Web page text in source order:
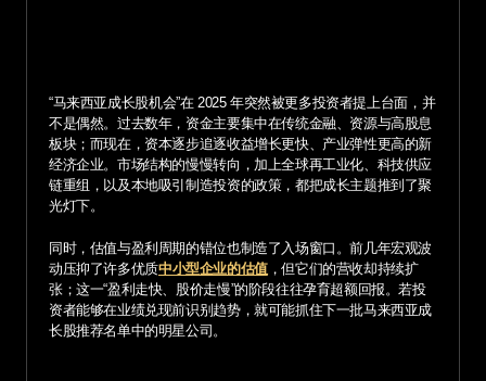
“马来西亚成长股机会”在 2025 年突然被更多投资者提上台面，并
不是偶然。过去数年，资金主要集中在传统金融、资源与高股息
板块；而现在，资本逐步追逐收益增长更快、产业弹性更高的新
经济企业。市场结构的慢慢转向，加上全球再工业化、科技供应
链重组，以及本地吸引制造投资的政策，都把成长主题推到了聚
光灯下。
同时，估值与盈利周期的错位也制造了入场窗口。前几年宏观波
动压抑了许多优质中小型企业的估值，但它们的营收却持续扩
张；这一“盈利走快、股价走慢”的阶段往往孕育超额回报。若投
资者能够在业绩兑现前识别趋势，就可能抓住下一批马来西亚成
长股推荐名单中的明星公司。